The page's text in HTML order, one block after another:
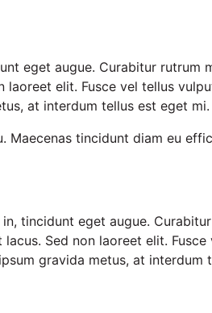
eget augue. Curabitur rutrum
elit. Fusce vel tellus
at interdum tellus est eget mi.
Maecenas tincidunt diam eu
tincidunt eget augue.
Sed non laoreet elit.
gravida metus, at interdum